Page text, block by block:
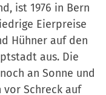
ist 1976 in Bern
Eierpreise
Hühner auf den
aus. Die
an Sonne und
Schreck auf